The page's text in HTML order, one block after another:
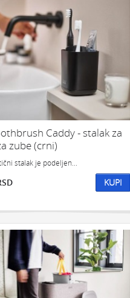
PRIBOR ZA PISANJE ZA KNJIGE
NOVO
Caddy - stalak za
zube (crni)
stalak je podeljen...
KUPI